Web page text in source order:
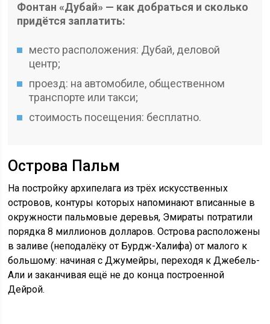
Фонтан «Дубай» — как добраться и сколько
придётся заплатить:
место расположения: Дубай, деловой
центр;
проезд: на автомобиле, общественном
транспорте или такси;
стоимость посещения: бесплатно.
Острова Пальм
На постройку архипелага из трёх искусственных
островов, контуры которых напоминают вписанные в
окружности пальмовые деревья, Эмираты потратили
порядка 8 миллионов долларов. Острова расположены
в заливе (неподалёку от Бурдж-Халифа) от малого к
большому: начиная с Джумейры, переходя к Джебель-
Али и заканчивая ещё не до конца построенной
Дейрой.